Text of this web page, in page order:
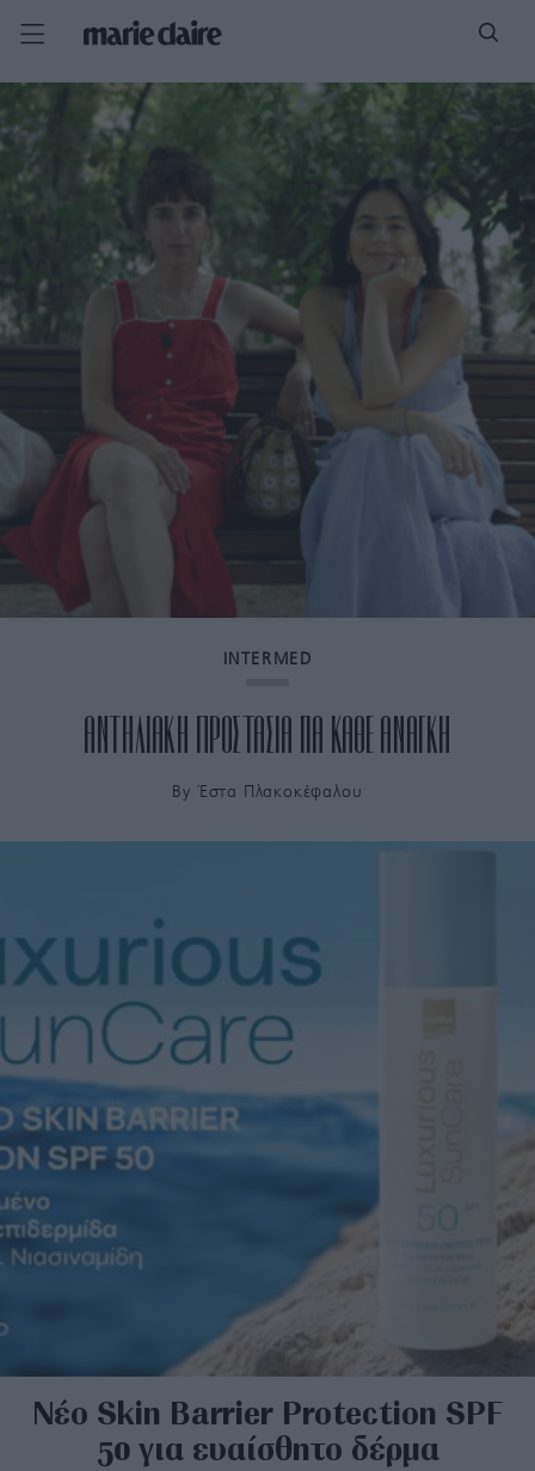
INTERMED
ΑΝΤΗΛΙΑΚΗ ΠΡΟΣΤΑΣΙΑ ΓΙΑ ΚΑΘΕ ΑΝΑΓΚΗ
By Έστα Πλακοκέφαλου
Νέο Skin Barrier Protection SPF
50 για ευαίσθητο δέρμα